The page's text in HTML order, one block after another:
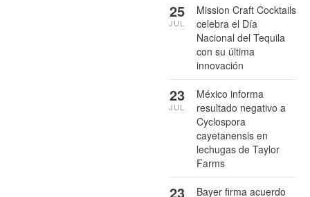
Mission Craft Cocktails
celebra el Día
Nacional del Tequila
con su última
innovación
25
JUL
México informa
resultado negativo a
Cyclospora
cayetanensis en
lechugas de Taylor
Farms
23
JUL
Bayer firma acuerdo
23